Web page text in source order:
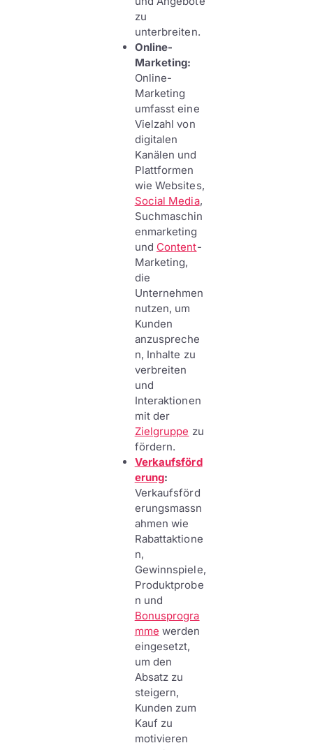
zu
unterbreiten.
Online-
Marketing:
Online-
Marketing
umfasst eine
Vielzahl von
digitalen
Kanälen und
Plattformen
wie Websites,
Social Media,
Suchmaschin
enmarketing
und Content-
Marketing,
die
Unternehmen
nutzen, um
Kunden
anzuspreche
n, Inhalte zu
verbreiten
und
Interaktionen
mit der
Zielgruppe zu
fördern.
Verkaufsförd
erung:
Verkaufsförd
erungsmassn
ahmen wie
Rabattaktione
n,
Gewinnspiele,
Produktprobe
n und
Bonusprogra
mme werden
eingesetzt,
um den
Absatz zu
steigern,
Kunden zum
Kauf zu
motivieren